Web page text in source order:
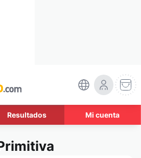
Resultados Mi cuenta